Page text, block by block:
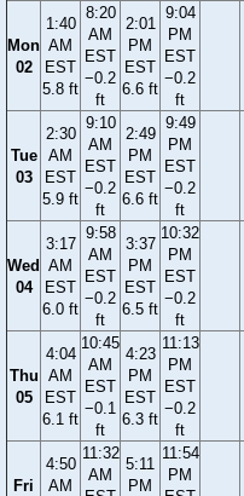
Mon
02
1:40
AM
EST
5.8 ft
8:20
AM
EST
−0.2
ft
2:01
PM
EST
6.6 ft
9:04
PM
EST
−0.2
ft
Tue
03
2:30
AM
EST
5.9 ft
9:10
AM
EST
−0.2
ft
2:49
PM
EST
6.6 ft
9:49
PM
EST
−0.2
ft
Wed
04
3:17
AM
EST
6.0 ft
9:58
AM
EST
−0.2
ft
3:37
PM
EST
6.5 ft
10:32
PM
EST
−0.2
ft
Thu
05
4:04
AM
EST
6.1 ft
10:45
AM
EST
−0.1
ft
4:23
PM
EST
6.3 ft
11:13
PM
EST
−0.2
ft
Fri
4:50
AM
11:32
AM
5:11
PM
11:54
PM